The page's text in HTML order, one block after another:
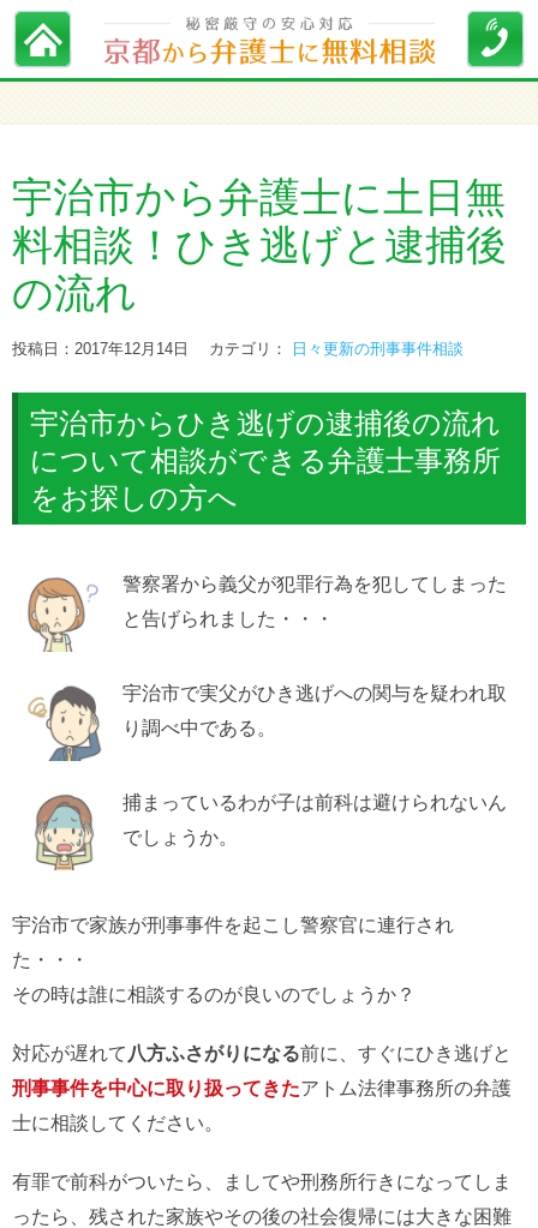
宇治市から弁護士に土日無
料相談！ひき逃げと逮捕後
の流れ
投稿日：2017年12月14日 カテゴリ： 日々更新の刑事事件相談
宇治市からひき逃げの逮捕後の流れ
について相談ができる弁護士事務所
をお探しの方へ
警察署から義父が犯罪行為を犯してしまった
と告げられました・・・
宇治市で実父がひき逃げへの関与を疑われ取
り調べ中である。
捕まっているわが子は前科は避けられないん
でしょうか。
宇治市で家族が刑事事件を起こし警察官に連行され
た・・・
その時は誰に相談するのが良いのでしょうか？
対応が遅れて 八方ふさがりになる前に、すぐにひき逃げと
刑事事件を中心に取り扱ってきたアトム法律事務所の弁護
士に相談してください。
有罪で前科がついたら、ましてや刑務所行きになってしま
ったら、残された家族やその後の社会復帰には大きな困難